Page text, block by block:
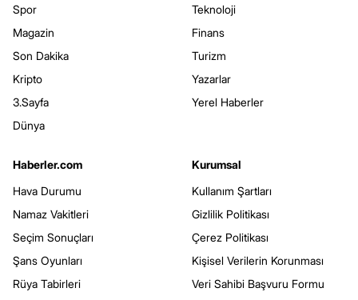
Spor
Magazin
Son Dakika
Kripto
3.Sayfa
Dünya
Teknoloji
Finans
Turizm
Yazarlar
Yerel Haberler
Haberler.com
Hava Durumu
Namaz Vakitleri
Seçim Sonuçları
Şans Oyunları
Rüya Tabirleri
Kurumsal
Kullanım Şartları
Gizlilik Politikası
Çerez Politikası
Kişisel Verilerin Korunması
Veri Sahibi Başvuru Formu